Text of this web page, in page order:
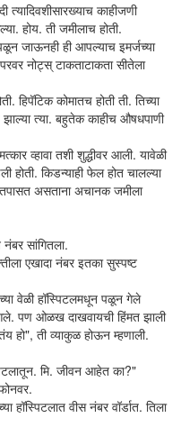
काहीजणी
होय. ती जमीलाच होती.
जाऊनही ही आपल्याच इमर्जच्या
नोट्‍स्‌ टाकताटाकता सीतेला
हिपॅटिक कोमातच होती ती. तिच्या
त्या. बहुतेक काहीच औषधपाणी
व्हावा तशी शुद्धीवर आली. यावेळी
होती. किडन्याही फेल होत चालल्या
तपासत असताना अचानक जमीला
सांगितला.
एखादा नंबर इतका सुस्पष्ट
वेळी हॉस्पिटलमधून पळून गेले
पण ओळख दाखवायची हिंमत झाली
हो", ती व्याकुळ होऊन म्हणाली.
मि. जीवन आहेत का?"
वीस नंबर वॉर्डात. तिला